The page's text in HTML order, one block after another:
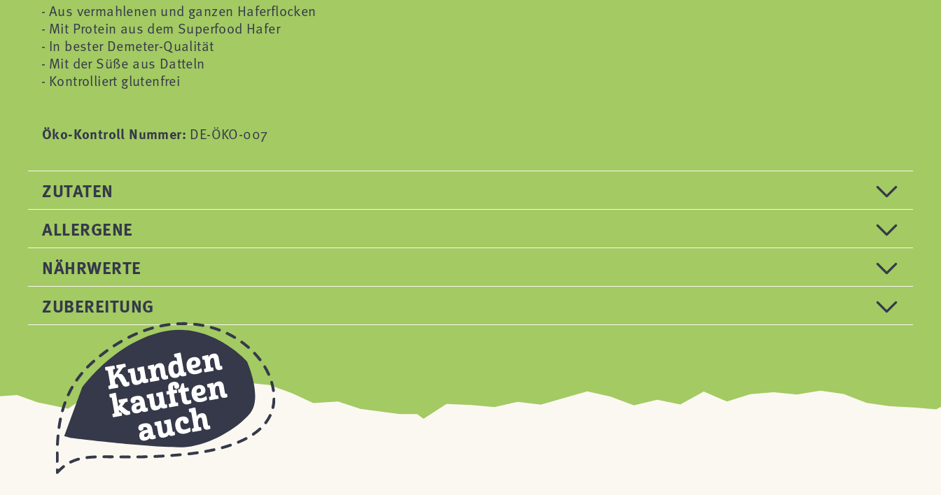
Aus vermahlenen und ganzen Haferflocken
Mit Protein aus dem Superfood Hafer
In bester Demeter-Qualität
Mit der Süße aus Datteln
Kontrolliert glutenfrei
Öko-Kontroll Nummer: DE-ÖKO-007
ZUTATEN
ALLERGENE
NÄHRWERTE
ZUBEREITUNG